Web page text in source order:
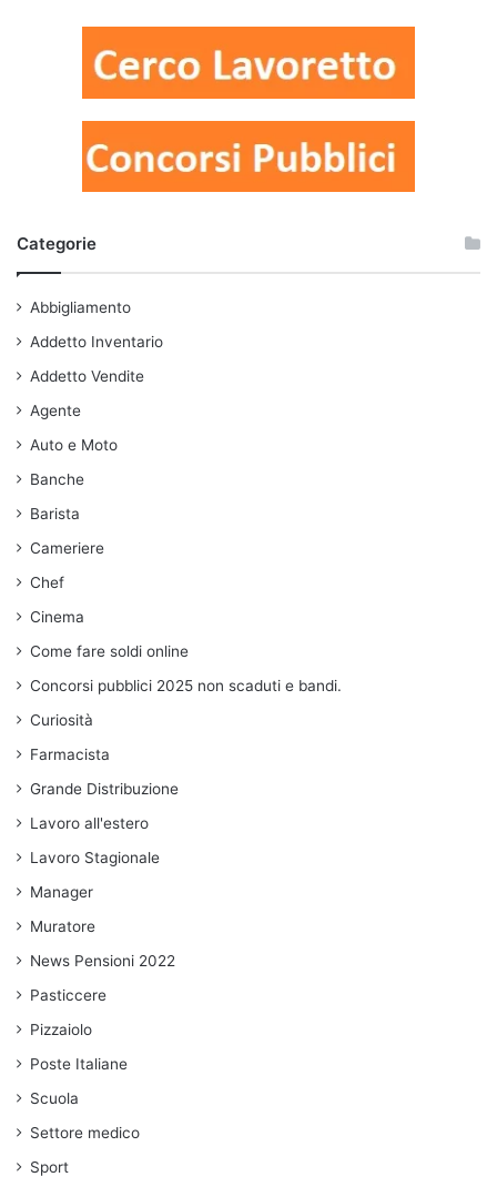
Categorie
Abbigliamento
Addetto Inventario
Addetto Vendite
Agente
Auto e Moto
Banche
Barista
Cameriere
Chef
Cinema
Come fare soldi online
Concorsi pubblici 2025 non scaduti e bandi.
Curiosità
Farmacista
Grande Distribuzione
Lavoro all'estero
Lavoro Stagionale
Manager
Muratore
News Pensioni 2022
Pasticcere
Pizzaiolo
Poste Italiane
Scuola
Settore medico
Sport